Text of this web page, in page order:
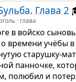
Глава 2
· глава
в войско
вре­мени учёбы
ста­рушку-
пан­ночке,
полю­бил и